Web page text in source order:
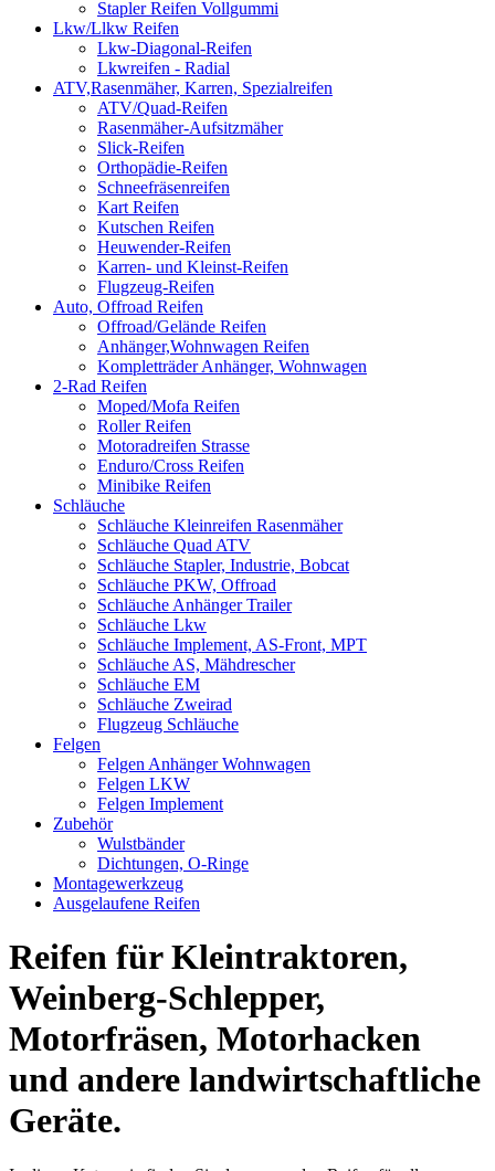
Stapler Reifen Vollgummi
Lkw/Llkw Reifen
Lkw-Diagonal-Reifen
Lkwreifen - Radial
ATV,Rasenmäher, Karren, Spezialreifen
ATV/Quad-Reifen
Rasenmäher-Aufsitzmäher
Slick-Reifen
Orthopädie-Reifen
Schneefräsenreifen
Kart Reifen
Kutschen Reifen
Heuwender-Reifen
Karren- und Kleinst-Reifen
Flugzeug-Reifen
Auto, Offroad Reifen
Offroad/Gelände Reifen
Anhänger,Wohnwagen Reifen
Kompletträder Anhänger, Wohnwagen
2-Rad Reifen
Moped/Mofa Reifen
Roller Reifen
Motoradreifen Strasse
Enduro/Cross Reifen
Minibike Reifen
Schläuche
Schläuche Kleinreifen Rasenmäher
Schläuche Quad ATV
Schläuche Stapler, Industrie, Bobcat
Schläuche PKW, Offroad
Schläuche Anhänger Trailer
Schläuche Lkw
Schläuche Implement, AS-Front, MPT
Schläuche AS, Mähdrescher
Schläuche EM
Schläuche Zweirad
Flugzeug Schläuche
Felgen
Felgen Anhänger Wohnwagen
Felgen LKW
Felgen Implement
Zubehör
Wulstbänder
Dichtungen, O-Ringe
Montagewerkzeug
Ausgelaufene Reifen
Reifen für Kleintraktoren,
Weinberg-Schlepper,
Motorfräsen, Motorhacken
und andere landwirtschaftliche
Geräte.